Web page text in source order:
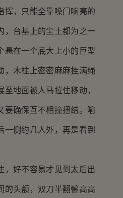
挥，只能全靠嗓门响亮的
，台基上的尘土都为之一
悬在一个底大上小的巨型
，木柱上密密麻麻挂满绳
地面被人马拉住移动，
要确保互不相撞扭结。喻
侧约几人外，再是看到
，好不容易才见到太后出
的头额，双刀半翻髻高高